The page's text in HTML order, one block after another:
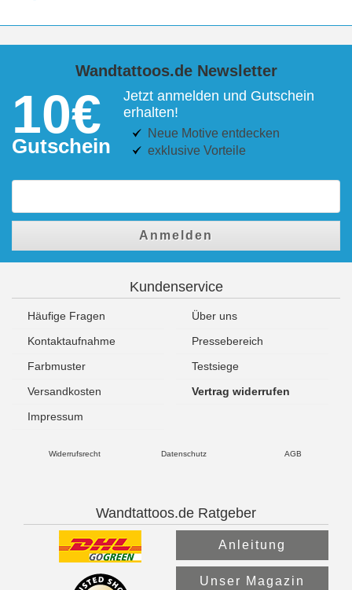
Wandtattoos.de Newsletter
10€
Gutschein
Jetzt anmelden und Gutschein
erhalten!
Neue Motive entdecken
exklusive Vorteile
Anmelden
Kundenservice
Häufige Fragen
Über uns
Kontaktaufnahme
Pressebereich
Farbmuster
Testsiege
Versandkosten
Vertrag widerrufen
Impressum
Widerrufsrecht Datenschutz AGB
Wandtattoos.de Ratgeber
Anleitung
Unser Magazin